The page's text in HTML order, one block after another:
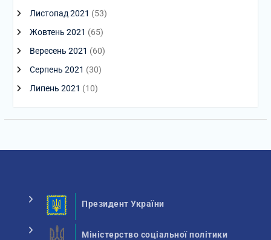
Листопад 2021 (53)
Жовтень 2021 (65)
Вересень 2021 (60)
Серпень 2021 (30)
Липень 2021 (10)
Президент України
Міністерство соціальної політики